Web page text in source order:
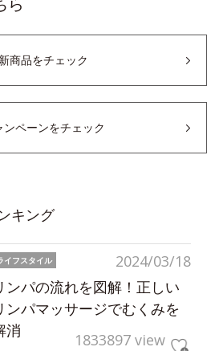
新商品をチェック
ンペーンをチェック
キング
2024/03/18
イフスタイル
ンパの流れを図解！正しい
ンパマッサージでむくみを
消
1833897 view